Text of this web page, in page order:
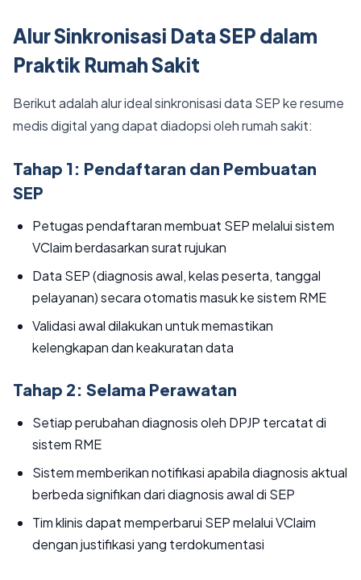
Alur Sinkronisasi Data SEP dalam
Praktik Rumah Sakit
Berikut adalah alur ideal sinkronisasi data SEP ke resume
medis digital yang dapat diadopsi oleh rumah sakit:
Tahap 1: Pendaftaran dan Pembuatan
SEP
Petugas pendaftaran membuat SEP melalui sistem
VClaim berdasarkan surat rujukan
Data SEP (diagnosis awal, kelas peserta, tanggal
pelayanan) secara otomatis masuk ke sistem RME
Validasi awal dilakukan untuk memastikan
kelengkapan dan keakuratan data
Tahap 2: Selama Perawatan
Setiap perubahan diagnosis oleh DPJP tercatat di
sistem RME
Sistem memberikan notifikasi apabila diagnosis aktual
berbeda signifikan dari diagnosis awal di SEP
Tim klinis dapat memperbarui SEP melalui VClaim
dengan justifikasi yang terdokumentasi